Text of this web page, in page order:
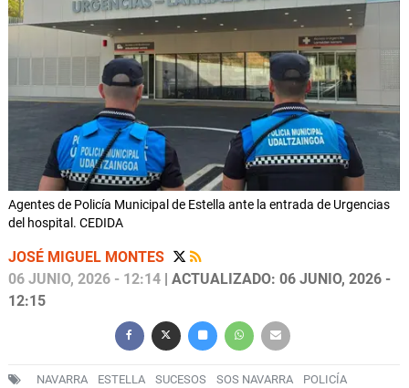
Agentes de Policía Municipal de Estella ante la entrada de Urgencias
del hospital. CEDIDA
JOSÉ MIGUEL MONTES
06 JUNIO, 2026 - 12:14 | ACTUALIZADO: 06 JUNIO, 2026 -
12:15
NAVARRA ESTELLA SUCESOS SOS NAVARRA
POLICÍA